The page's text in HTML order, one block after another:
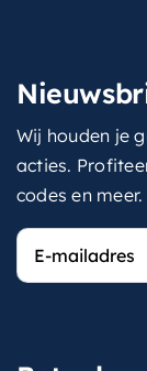
Wij houden je
acties.
codes en meer.
E-
mailadres